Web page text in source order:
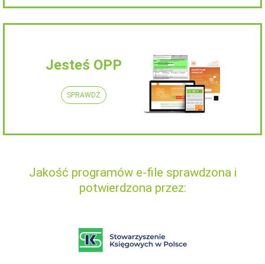
Jesteś OPP
SPRAWDŹ
Jakość programów e-file sprawdzona i
potwierdzona przez: